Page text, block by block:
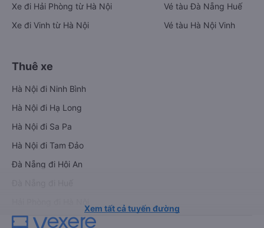
Xe đi Hải Phòng từ Hà Nội
Xe đi Vinh từ Hà Nội
Vé tàu Đà Nẵng Huế
Vé tàu Hà Nội Vinh
Thuê xe
Hà Nội đi Ninh Bình
Hà Nội đi Hạ Long
Hà Nội đi Sa Pa
Hà Nội đi Tam Đảo
Đà Nẵng đi Hội An
Xem tất cả tuyến đường